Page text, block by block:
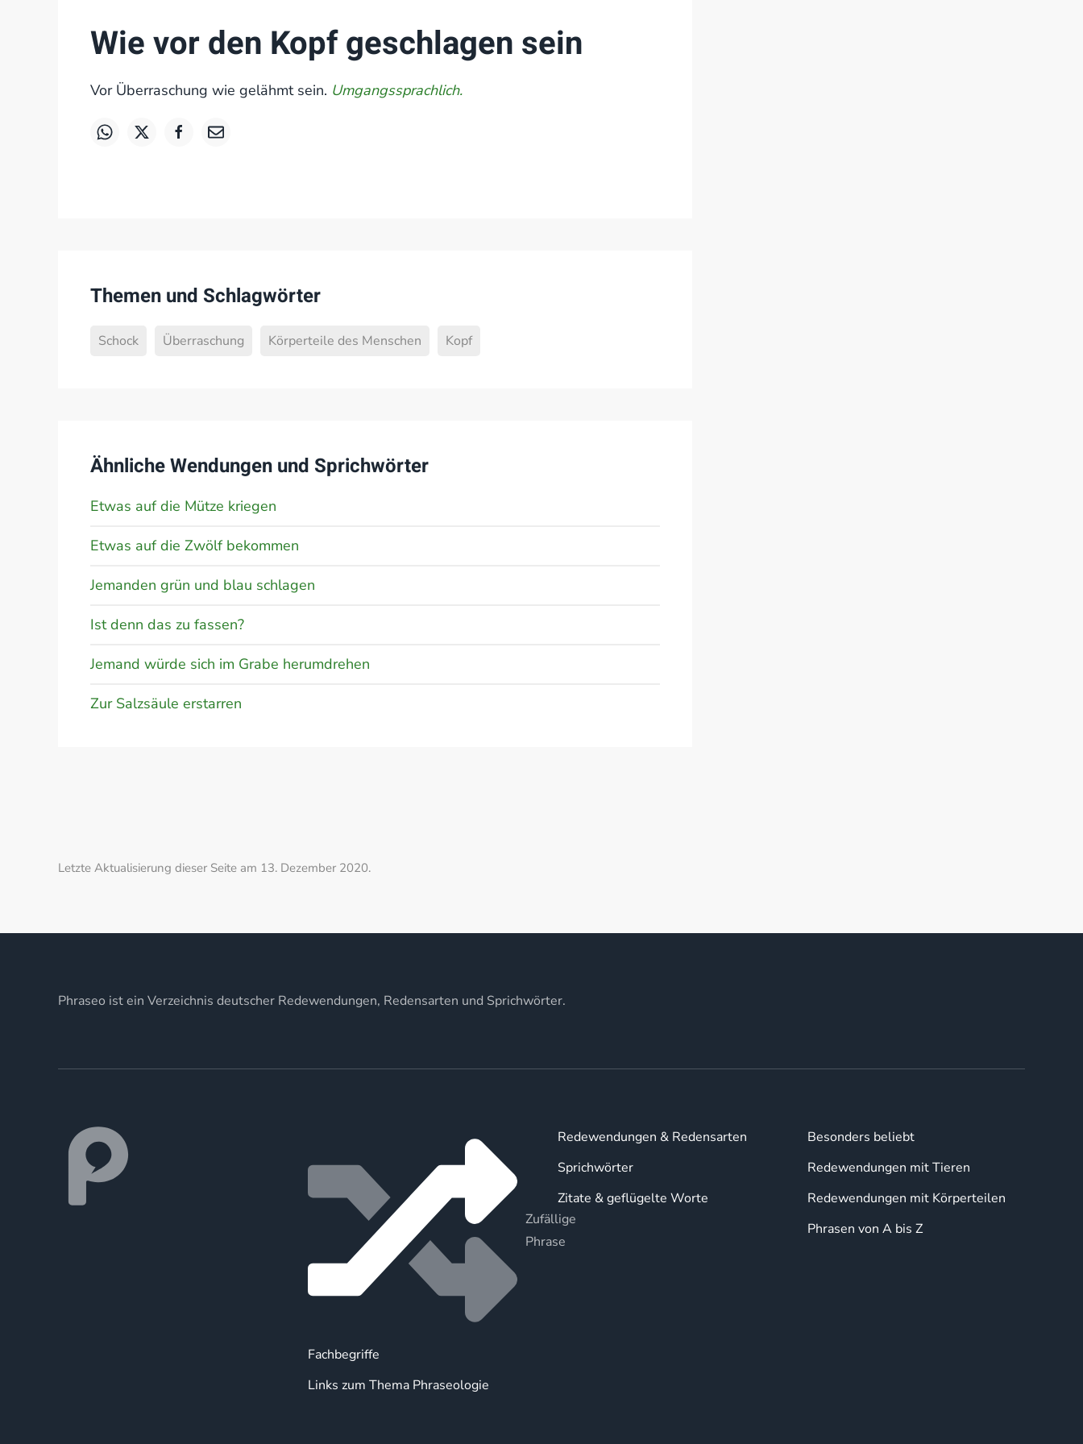
Wie vor den Kopf geschlagen sein
Vor Überraschung wie gelähmt sein. Umgangssprachlich.
Themen und Schlagwörter
Schock Überraschung Körperteile des Menschen Kopf
Ähnliche Wendungen und Sprichwörter
Etwas auf die Mütze kriegen
Etwas auf die Zwölf bekommen
Jemanden grün und blau schlagen
Ist denn das zu fassen?
Jemand würde sich im Grabe herumdrehen
Zur Salzsäule erstarren
Letzte Aktualisierung dieser Seite am 13. Dezember 2020.
Phraseo ist ein Verzeichnis deutscher Redewendungen, Redensarten und Sprichwörter.
Zufällige
Phrase
Fachbegriffe
Links zum Thema Phraseologie
Redewendungen & Redensarten
Sprichwörter
Zitate & geflügelte Worte
Besonders beliebt
Redewendungen mit Tieren
Redewendungen mit Körperteilen
Phrasen von A bis Z